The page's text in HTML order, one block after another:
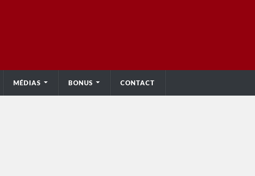
MÉDIAS BONUS CONTACT